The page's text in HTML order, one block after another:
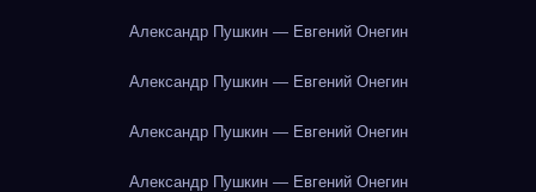
Александр Пушкин — Евгений Онегин
Александр Пушкин — Евгений Онегин
Александр Пушкин — Евгений Онегин
Александр Пушкин — Евгений Онегин